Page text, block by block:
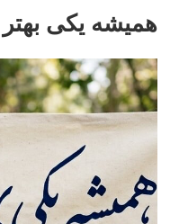
همیشه یکی